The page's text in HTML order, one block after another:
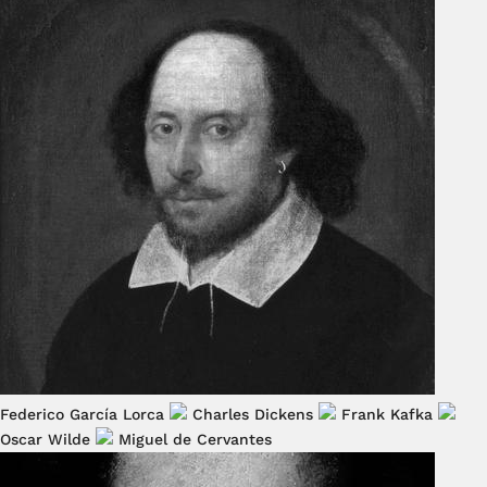
Federico García Lorca Charles Dickens
Frank Kafka
Oscar Wilde
Miguel de Cervantes